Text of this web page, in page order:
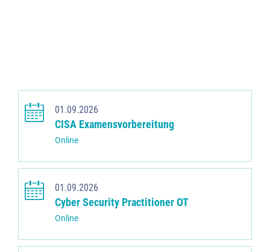
01.09.2026
CISA Examensvorbereitung
Online
01.09.2026
Cyber Security Practitioner OT
Online